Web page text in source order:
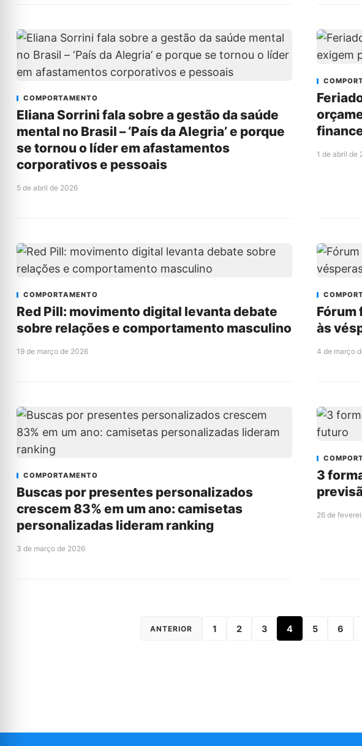
COMPORTAMENTO
Eliana Sorrini fala sobre a gestão da saúde
mental no Brasil – ‘País da Alegria’ e porque
se tornou o líder em afastamentos
corporativos e pessoais
5 de abril de 2026
1 de abril de
COMPORTAMENTO
Red Pill: movimento digital levanta debate
sobre relações e comportamento masculino
19 de março de 2026
Fórum
às
4 de março
COMPORTAMENTO
Buscas por presentes personalizados
crescem 83% em um ano: camisetas
personalizadas lideram ranking
3 de março de 2026
3
26 de
ANTERIOR 1 2 3 4 5 6